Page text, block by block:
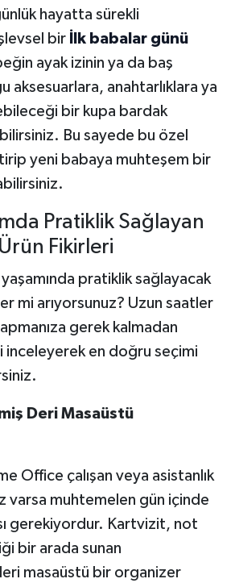
hayatta sürekli
bir
İlk babalar günü
ayak izinin ya da baş
aksesuarlara, anahtarlıklara ya
bir kupa bardak
Bu sayede bu özel
yeni babaya muhteşem bir
Pratiklik Sağlayan
Fikirleri
yaşamında pratiklik sağlayacak
mi arıyorsunuz? Uzun saatler
gerek kalmadan
inceleyerek en doğru seçimi
Deri Masaüstü
Office çalışan veya asistanlık
varsa muhtemelen gün içinde
gerekiyordur. Kartvizit, not
bir arada sunan
masaüstü bir organizer